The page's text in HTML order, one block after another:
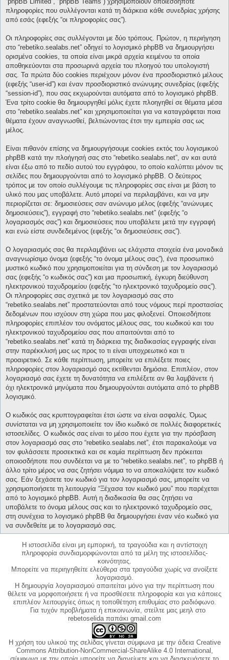
πληροφορίες που συλλέγονται κατά τη διάρκεια κάθε συνεδρίας χρήσης
από εσάς (εφεξής “οι πληροφορίες σας”).
Οι πληροφορίες σας συλλέγονται με δύο τρόπους. Πρώτον, η περιήγηση
στο “rebetiko.sealabs.net” οδηγεί το λογισμικό phpBB να δημιουργήσει
ορισμένα cookies, τα οποία είναι μικρά αρχεία κειμένου τα οποία
αποθηκεύονται στα προσωρινά αρχεία του πλοηγού του υπολογιστή
σας. Τα πρώτα δύο cookies περιέχουν μόνον ένα προσδιοριστικό μέλους
(εφεξής “user-id”) και έναν προσδιοριστικό ανώνυμης συνεδρίας (εφεξής
“session-id”), που σας εκχωρούνται αυτόματα από το λογισμικό phpBB.
Ένα τρίτο cookie θα δημιουργηθεί μόλις έχετε πλοηγηθεί σε θέματα μέσα
στο “rebetiko.sealabs.net” και χρησιμοποιείται για να καταγράφεται ποια
θέματα έχουν αναγνωσθεί, βελτιώνοντας έτσι την εμπειρία σας ως
μέλος.
Είναι πιθανόν επίσης να δημιουργήσουμε cookies εκτός του λογισμικού
phpBB κατά την πλοήγησή σας στο “rebetiko.sealabs.net”, αν και αυτά
είναι έξω από το πεδίο αυτού του εγγράφου, το οποίο καλύπτει μόνον τις
σελίδες που δημιουργούνται από το λογισμικό phpBB. Ο δεύτερος
τρόπος με τον οποίο συλλέγουμε τις πληροφορίες σας είναι με βάση το
υλικό που μας υποβάλετε. Αυτό μπορεί να περιλαμβάνει, και να μην
περιορίζεται σε: δημοσιεύσεις σαν ανώνυμο μέλος (εφεξής “ανώνυμες
δημοσιεύσεις”), εγγραφή στο “rebetiko.sealabs.net” (εφεξής “ο
λογαριασμός σας”) και δημοσιεύσεις που υποβάλετε μετά την εγγραφή
και ενώ είστε συνδεδεμένος (εφεξής “οι δημοσιεύσεις σας”).
Ο λογαριασμός σας θα περιλαμβάνει ως ελάχιστα στοιχεία ένα μοναδικά
αναγνωρίσιμο όνομα (εφεξής “το όνομα μέλους σας”), ένα προσωπικό
μυστικό κωδικό που χρησιμοποιείται για τη σύνδεση με τον λογαριασμό
σας (εφεξής “ο κωδικός σας”) και μια προσωπική, έγκυρη διεύθυνση
ηλεκτρονικού ταχυδρομείου (εφεξής “το ηλεκτρονικό ταχυδρομείο σας”).
Οι πληροφορίες σας σχετικά με τον λογαριασμό σας στο
“rebetiko.sealabs.net” προστατεύονται από τους νόμους περί προστασίας
δεδομένων που ισχύουν στη χώρα που μας φιλοξενεί. Οποιεσδήποτε
πληροφορίες επιπλέον του ονόματος μέλους σας, του κωδικού και του
ηλεκτρονικού ταχυδρομείου σας που απαιτούνται από το
“rebetiko.sealabs.net” κατά τη διάρκεια της διαδικασίας εγγραφής είναι
στην παρέκκλισή μας ως προς το τι είναι υποχρεωτικό και τι
προαιρετικό. Σε κάθε περίπτωση, μπορείτε να επιλέξετε ποιες
πληροφορίες στον λογαριασμό σας εκτίθενται δημόσια. Επιπλέον, στον
λογαριασμό σας έχετε τη δυνατότητα να επιλέξετε αν θα λαμβάνετε ή
όχι ηλεκτρονικά μηνύματα που δημιουργούνται αυτόματα από το phpBB
λογισμικό.
Ο κωδικός σας κρυπτογραφείται έτσι ώστε να είναι ασφαλές. Όμως
συνίσταται να μη χρησιμοποιείτε τον ίδιο κωδικό σε πολλές διαφορετικές
ιστοσελίδες. Ο κωδικός σας είναι το μέσο που έχετε για την πρόσβαση
στον λογαριασμό σας στο “rebetiko.sealabs.net”, έτσι παρακαλούμε να
τον φυλάσσετε προσεκτικά και σε καμία περίπτωση δεν πρόκειται
οποιοσδήποτε που συνδέεται να με το “rebetiko.sealabs.net”, το phpBB ή
άλλο τρίτο μέρος να σας ζητήσει νόμιμα το να αποκαλύψετε τον κωδικό
σας. Εάν ξεχάσετε τον κωδικό για τον λογαριασμό σας, μπορείτε να
χρησιμοποιήσετε τη λειτουργία “Ξέχασα τον κωδικό μου” που παρέχεται
από το λογισμικό phpBB. Αυτή η διαδικασία θα σας ζητήσει να
υποβάλετε το όνομα μέλους σας και το ηλεκτρονικό ταχυδρομείο σας,
στη συνέχεια το λογισμικό phpBB θα δημιουργήσει έναν νέο κωδικό για
να συνδεθείτε με το λογαριασμό σας.
Η ιστοσελίδα είναι μη εμπορική, τα τραγούδια και η αντίστοιχη
πληροφορία συνδιαμορφώνονται από τα μέλη της ιστοσελίδας-
κοινότητας.
Μπορείτε να περιηγηθείτε ελεύθερα στα τραγούδια χωρίς να ανοίξετε
λογαριασμό.
Η δημιουργία λογαριασμού απαιτείται μόνο για την περίπτωση που
θέλετε να μορφοποιήσετε ή να προσθέσετε πληροφορία και για κάποιες
επιπλέον λειτουργίες όπως η τοποθέτηση επιθυμίας στο ραδιόφωνο.
Για τυχόν προβλήματα ή επικοινωνία, στείλτε μας μεηλ στο
rebetoselida παπάκι gmail.com
Η χρήση του υλικού της σελίδας γίνεται σύμφωνα με την άδεια Creative
Commons Attribution-NonCommercial-ShareAlike 4.0 International,